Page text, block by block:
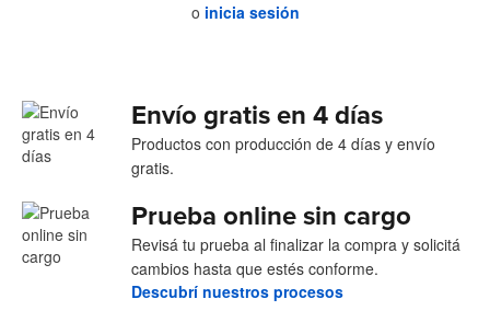
o inicia sesión
Envío gratis en 4 días
Productos con producción de 4 días y envío
gratis.
Prueba online sin cargo
Revisá tu prueba al finalizar la compra y solicitá
cambios hasta que estés conforme.
Descubrí nuestros procesos